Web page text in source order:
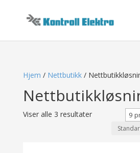
Hjem / Nettbutikk/
Viser alle 3 resultater